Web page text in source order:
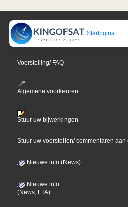
Startpgina
Voorstelling/ FAQ
Algemene voorkeuren
Stuur uw bijwerkingen
Stuur uw voorstellen/ commentaren aan
Nieuwe info (News)
Nieuwe info
(News, FTA)